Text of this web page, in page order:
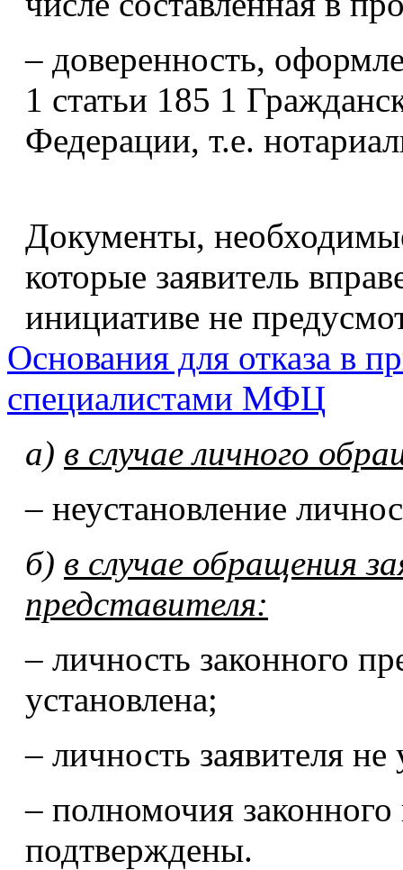
– доверенность,
1 статьи 185 1
Федерации, т.е.
Документы,
которые заявитель
инициативе не
Основания для отказа в
специалистами МФЦ
а) в случае личного
– неустановление
б) в случае обращения
представителя:
– личность законного
установлена;
– личность заявителя не
– полномочия законного
подтверждены.